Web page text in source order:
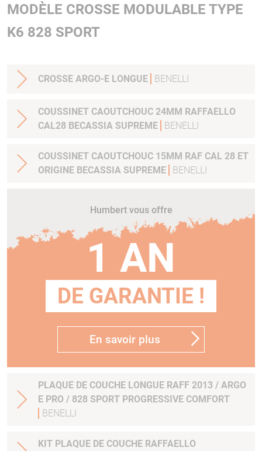
MODÈLE CROSSE MODULABLE TYPE
K6 828 SPORT
CROSSE ARGO-E LONGUE BENELLI
COUSSINET CAOUTCHOUC 24MM RAFFAELLO
CAL28 BECASSIA SUPREME
BENELLI
COUSSINET CAOUTCHOUC 15MM RAF CAL 28 ET
ORIGINE BECASSIA SUPREME
BENELLI
Humbert vous offre
1 AN
DE GARANTIE !
En savoir plus
PLAQUE DE COUCHE LONGUE RAFF 2013 / ARGO
E PRO / 828 SPORT PROGRESSIVE COMFORT
BENELLI
KIT PLAQUE DE COUCHE RAFFAELLO